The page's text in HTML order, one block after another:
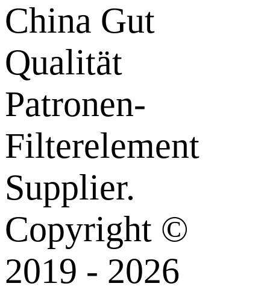
China Gut
Qualität
Patronen-
Filterelement
Supplier.
Copyright ©
2019 - 2026